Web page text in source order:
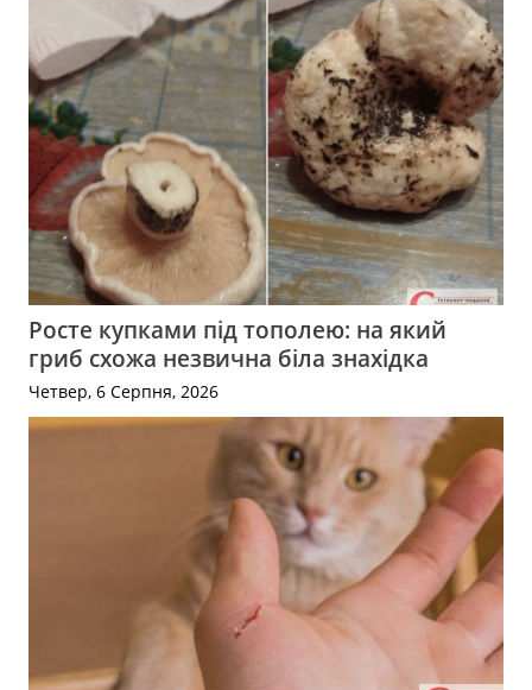
Росте купками під тополею: на який
гриб схожа незвична біла знахідка
Четвер, 6 Серпня, 2026